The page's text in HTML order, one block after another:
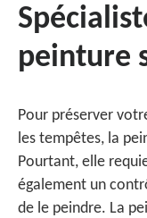
peinture
Pour préserver
les tempêtes, la
Pourtant, elle
également un
de le peindre. La